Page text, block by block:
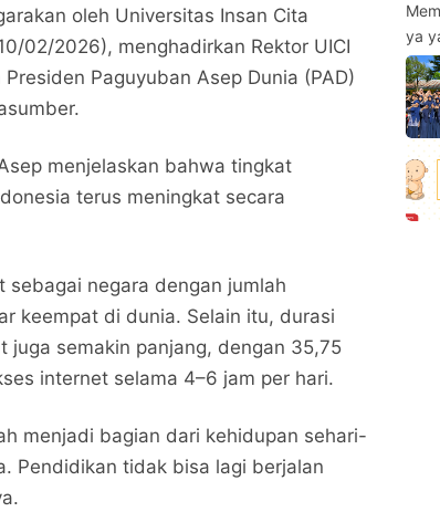
oleh Universitas Insan Cita
02/2026), menghadirkan Rektor UICI
Paguyuban Asep Dunia (PAD)
menjelaskan bahwa tingkat
terus meningkat secara
sebagai negara dengan jumlah
keempat di dunia. Selain itu, durasi
juga semakin panjang, dengan 35,75
internet selama 4–6 jam per hari.
menjadi bagian dari kehidupan sehari-
Pendidikan tidak bisa lagi berjalan